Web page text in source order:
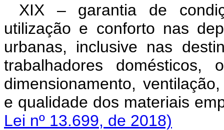
XIX – garantia de
utilização e conforto nas
urbanas, inclusive nas
trabalhadores domésticos,
dimensionamento,
e qualidade dos materiais
Lei nº 13.699, de 2018)